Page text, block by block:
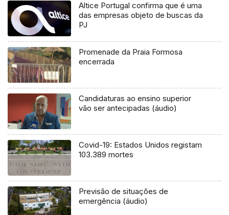
Altice Portugal confirma que é uma
das empresas objeto de buscas da
PJ
Promenade da Praia Formosa
encerrada
Candidaturas ao ensino superior
vão ser antecipadas (áudio)
Covid-19: Estados Unidos registam
103.389 mortes
Previsão de situações de
emergência (áudio)